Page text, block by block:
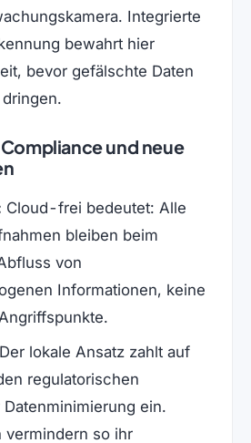
Integrierte
bewahrt hier
bevor gefälschte Daten
und neue
Cloud-frei bedeutet: Alle
bleiben beim
von
Informationen, keine
Der lokale Ansatz zahlt auf
regulatorischen
ein.
vermindern so ihr